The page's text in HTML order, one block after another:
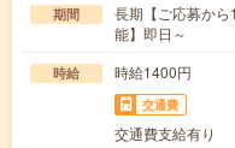
期間
長期【ご応募か
能】即日～
時給 時給1400円
交通費
交通費支給有り